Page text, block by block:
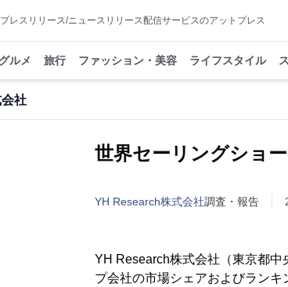
プレスリリース/ニュースリリース配信サービスのアットプレス
グルメ 旅行 ファッション・美容 ライフスタイル
社
世界セーリングショ
YH Research株式会社調査・報告
YH Research株式会社（東京都
プ会社の市場シェアおよびラン